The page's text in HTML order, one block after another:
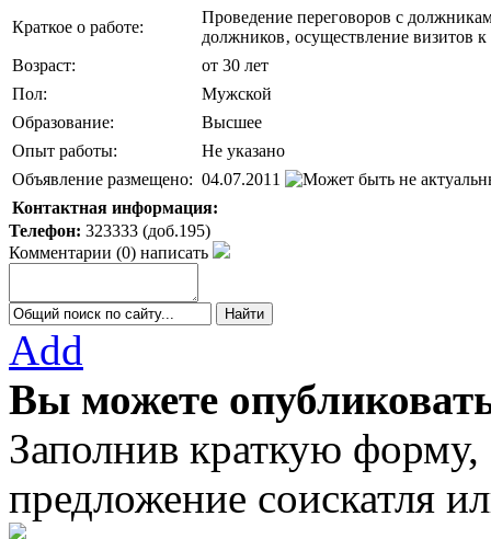
Краткое о работе:
Проведение переговоров с
должников‚ осуществление визитов
Возраст:
от 30 лет
Пол:
Мужской
Образование:
Высшее
Опыт работы:
Не указано
Объявление размещено: 04.07.2011
Контактная информация:
Телефон: 323333 (доб.195)
Комментарии (0) написать
Add
Вы можете
Заполнив краткую
предложение соискатля